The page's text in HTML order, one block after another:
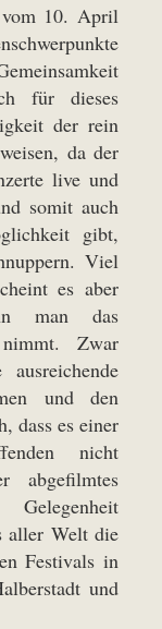
vom 10. April
für dieses
der rein
da der
live und
somit auch
gibt,
Viel
es aber
man das
Zwar
und den
dass es einer
nicht
abgefilmtes
aller Welt die
Festivals in
und